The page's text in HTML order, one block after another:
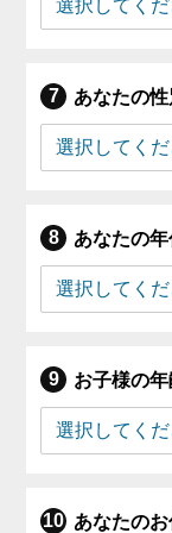
あなたの
あなたの
お子様の
あなたの